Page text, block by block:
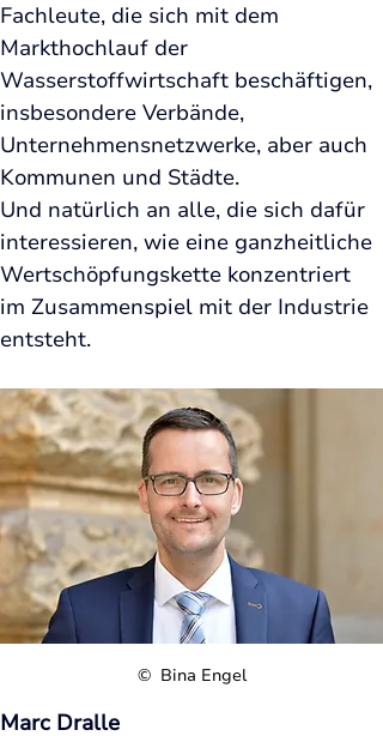
Fachleute, die sich mit dem
Markthochlauf der
Wasserstoffwirtschaft beschäftigen,
insbesondere Verbände,
Unternehmensnetzwerke, aber auch
Kommunen und Städte.
Und natürlich an alle, die sich dafür
interessieren, wie eine ganzheitliche
Wertschöpfungskette konzentriert
im Zusammenspiel mit der Industrie
entsteht.
© Bina Engel
Marc Dralle